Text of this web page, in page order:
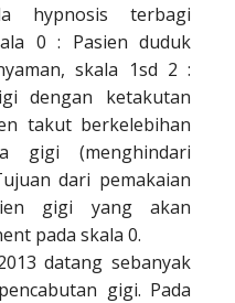
hypnosis terbagi
0 : Pasien duduk
skala 1sd 2 :
dengan ketakutan
takut berkelebihan
(menghindari
dari pemakaian
gigi yang akan
pada skala 0.
datang sebanyak
gigi. Pada